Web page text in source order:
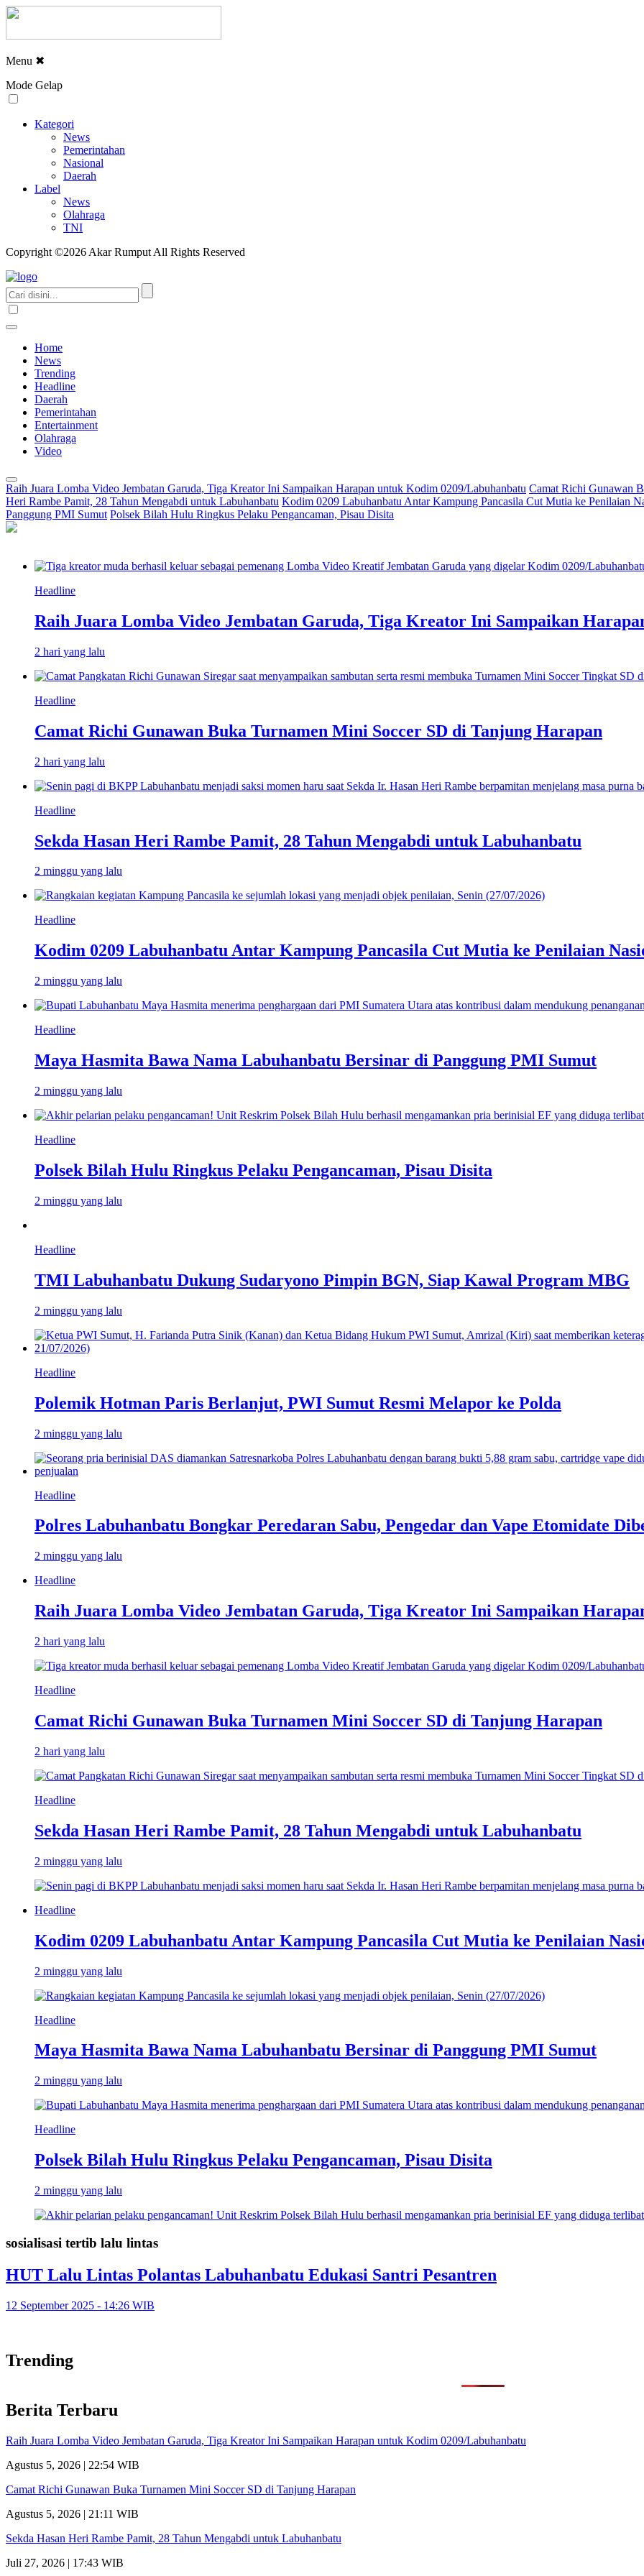
Menu ✖
Mode Gelap
Kategori
News
Pemerintahan
Nasional
Daerah
Label
News
Olahraga
TNI
Copyright ©2026 Akar Rumput All Rights Reserved
Home
News
Trending
Headline
Daerah
Pemerintahan
Entertainment
Olahraga
Video
Raih Juara Lomba Video Jembatan Garuda, Tiga Kreator Ini Sampaikan Harapan untuk Kodim 0209/Labuhanbatu Camat Richi Gunawan
Heri Rambe Pamit, 28 Tahun Mengabdi untuk Labuhanbatu Kodim 0209 Labuhanbatu Antar Kampung Pancasila Cut Mutia ke Penilaian
Panggung PMI Sumut Polsek Bilah Hulu Ringkus Pelaku Pengancaman, Pisau Disita
Headline
Raih Juara Lomba Video Jembatan Garuda, Tiga Kreator Ini Sampaikan
2 hari yang lalu
Headline
Camat Richi Gunawan Buka Turnamen Mini Soccer SD di Tanjung Harapan
2 hari yang lalu
Headline
Sekda Hasan Heri Rambe Pamit, 28 Tahun Mengabdi untuk Labuhanbatu
2 minggu yang lalu
Headline
Kodim 0209 Labuhanbatu Antar Kampung Pancasila Cut Mutia ke Penilaian
2 minggu yang lalu
Headline
Maya Hasmita Bawa Nama Labuhanbatu Bersinar di Panggung PMI Sumut
2 minggu yang lalu
Headline
Polsek Bilah Hulu Ringkus Pelaku Pengancaman, Pisau Disita
2 minggu yang lalu
Headline
TMI Labuhanbatu Dukung Sudaryono Pimpin BGN, Siap Kawal Program MBG
2 minggu yang lalu
Headline
Polemik Hotman Paris Berlanjut, PWI Sumut Resmi Melapor ke Polda
2 minggu yang lalu
Headline
Polres Labuhanbatu Bongkar Peredaran Sabu, Pengedar dan Vape Etomidate
2 minggu yang lalu
Headline
Raih Juara Lomba Video Jembatan Garuda, Tiga Kreator Ini Sampaikan
2 hari yang lalu
Headline
Camat Richi Gunawan Buka Turnamen Mini Soccer SD di Tanjung Harapan
2 hari yang lalu
Headline
Sekda Hasan Heri Rambe Pamit, 28 Tahun Mengabdi untuk Labuhanbatu
2 minggu yang lalu
Headline
Kodim 0209 Labuhanbatu Antar Kampung Pancasila Cut Mutia ke Penilaian
2 minggu yang lalu
Headline
Maya Hasmita Bawa Nama Labuhanbatu Bersinar di Panggung PMI Sumut
2 minggu yang lalu
Headline
Polsek Bilah Hulu Ringkus Pelaku Pengancaman, Pisau Disita
2 minggu yang lalu
sosialisasi tertib lalu lintas
HUT Lalu Lintas Polantas Labuhanbatu Edukasi Santri Pesantren
12 September 2025 - 14:26 WIB
Trending
Berita Terbaru
Raih Juara Lomba Video Jembatan Garuda, Tiga Kreator Ini Sampaikan Harapan untuk Kodim 0209/Labuhanbatu
Agustus 5, 2026 | 22:54 WIB
Camat Richi Gunawan Buka Turnamen Mini Soccer SD di Tanjung Harapan
Agustus 5, 2026 | 21:11 WIB
Sekda Hasan Heri Rambe Pamit, 28 Tahun Mengabdi untuk Labuhanbatu
Juli 27, 2026 | 17:43 WIB